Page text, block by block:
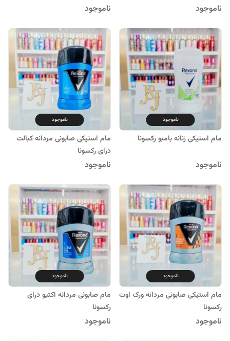
ناموجود ناموجود
ناموجود
مام استیکی زنانه بامبو رکسونا
ناموجود
ناموجود
مام استیکی صابونی مردانه کبالت
درای رکسونا
ناموجود
ناموجود
مام استیکی صابونی مردانه ورک اوت
رکسونا
ناموجود
ناموجود
مام صابونی مردانه اکتیو درای
رکسونا
ناموجود